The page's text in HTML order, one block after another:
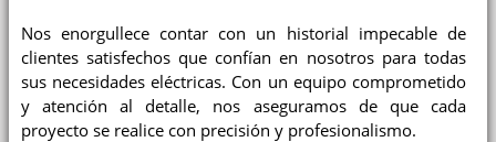
Nos enorgullece contar con un historial impecable de
clientes satisfechos que confían en nosotros para todas
sus necesidades eléctricas. Con un equipo comprometido
y atención al detalle, nos aseguramos de que cada
proyecto se realice con precisión y profesionalismo.